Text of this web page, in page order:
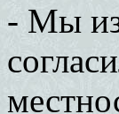
- Мы